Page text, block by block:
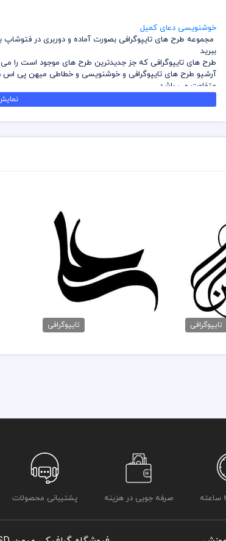
خوشنویسی دعای کمیل
مجموعه طرح های تایپوگرافی بصورت آماده و دوربری در فتوشاپ
ببرید
طرح های تایپوگرافی که جز جدیدترین طرح های موجود است را می
آرشیو طرح های تایپوگرافی و خوشنویسی و خطاطی میهن پی اس
متفاوت می باشد
شما می توانید با تهیه بسته های اشتراک ویژه در وقت و
تایپوگرافی را داشته باشید
کلیه طرح های تایپوگرافی که بصورت عکس می باشند را می
سعی شده بهترین و کامل ترین فایل و طرح های لایه باز
در قسمت وکتور ابعاد و سایز بصورت پیش فرض تعریف شده است
برای استفاده از وکتورهای موجود باید از برنامه ایلستریتور
قرار داده شده است
رعایت کلیه موارد و قوانین وب سایت بر عهده خریدار و مصرف
علی
تایپوگرافی
خطاطی آماده علی
تایپوگرافی
صرفه جویی در هزینه پشتیبانی محصولات